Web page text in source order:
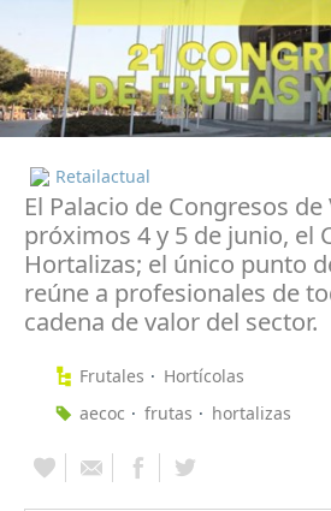
Retailactual
El Palacio de Congresos
próximos 4 y 5 de junio, el
Hortalizas; el único punto
reúne a profesionales de
cadena de valor del sector.
Frutales
Hortícolas
aecoc
frutas hortalizas